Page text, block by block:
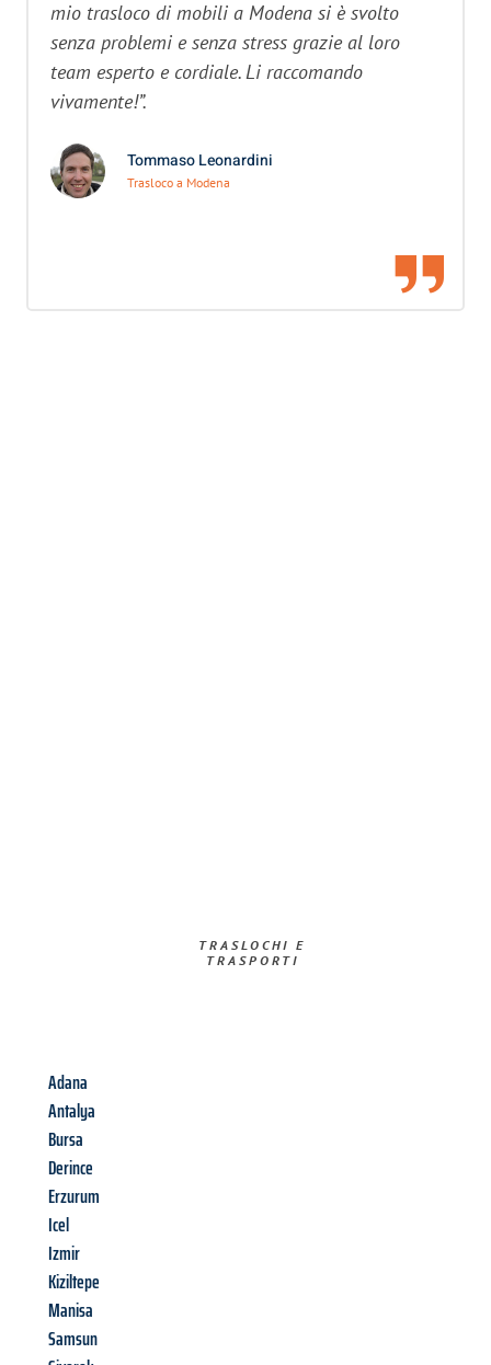
mio trasloco di mobili a Modena si è svolto
senza problemi e senza stress grazie al loro
team esperto e cordiale. Li raccomando
vivamente!”.
Tommaso Leonardini
Trasloco a Modena
TRASLOCHI E
TRASPORTI​
Adana
Antalya
Bursa
Derince
Erzurum
Icel
Izmir
Kiziltepe
Manisa
Samsun